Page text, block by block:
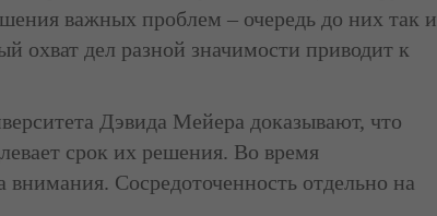
важных проблем – очередь до них так и
охват дел разной значимости приводит к
Дэвида Мейера доказывают, что
срок их решения. Во время
Сосредоточенность отдельно на